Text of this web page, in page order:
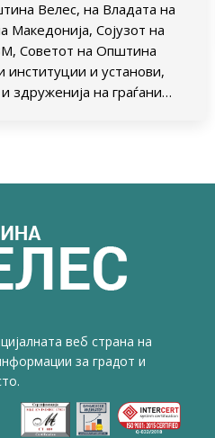
Велес, на Владата на
Македонија, Сојузот на
Советот на Општина
институции и установи,
здруженија на граѓани…
веб страна на
за градот и